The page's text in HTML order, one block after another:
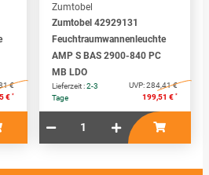
€
€ *
Zumtobel
Zumtobel 42929131
Feuchtraumwannenleuchte
AMP S BAS 2900-840 PC
MB LDO
Lieferzeit :2-3
Tage
UVP:284,41 €
199,51 € *